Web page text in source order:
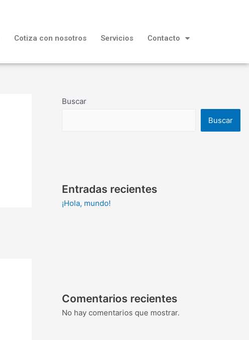
Cotiza con nosotros Servicios Contacto
Buscar
Buscar
Entradas recientes
¡Hola, mundo!
Comentarios recientes
No hay comentarios que mostrar.